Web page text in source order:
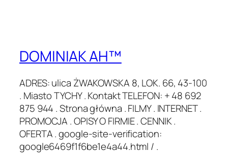
DOMINIAK AH™
ADRES: ulica ŻWAKOWSKA 8, LOK. 66, 43-100
. Miasto TYCHY . Kontakt TELEFON: + 48 692
875 944 . Strona główna . FILMY . INTERNET .
PROMOCJA . OPISY O FIRMIE . CENNIK .
OFERTA . google-site-verification:
google6469f1f6be1e4a44.html / .